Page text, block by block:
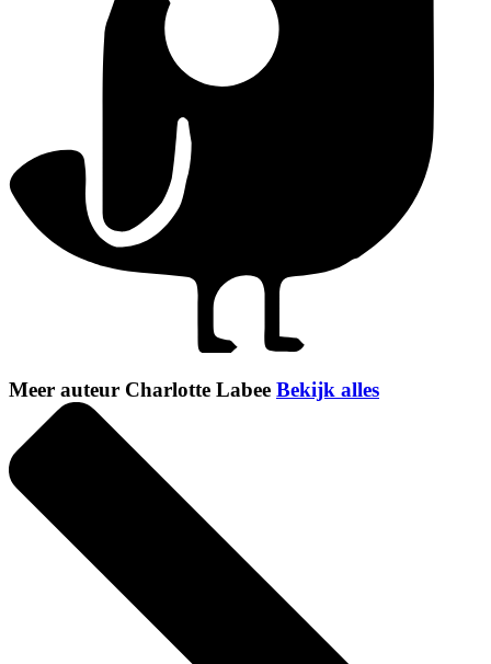
Meer auteur Charlotte Labee Bekijk alles